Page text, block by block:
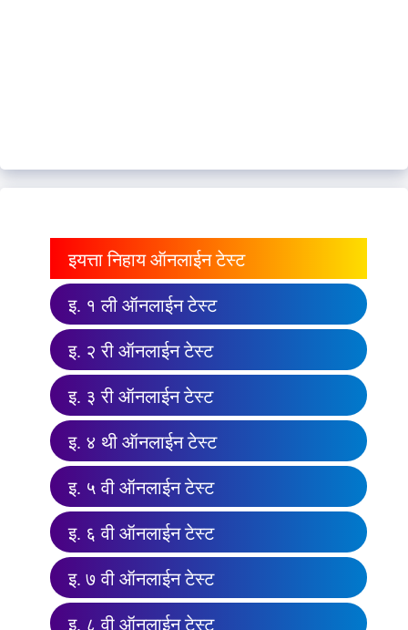
इयत्ता निहाय ऑनलाईन टेस्ट
इ. १ ली ऑनलाईन टेस्ट
इ. २ री ऑनलाईन टेस्ट
इ. ३ री ऑनलाईन टेस्ट
इ. ४ थी ऑनलाईन टेस्ट
इ. ५ वी ऑनलाईन टेस्ट
इ. ६ वी ऑनलाईन टेस्ट
इ. ७ वी ऑनलाईन टेस्ट
इ. ८ वी ऑनलाईन टेस्ट